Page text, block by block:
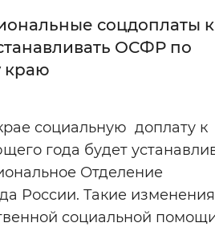
С засечками
между буквами
Цвет сайта
Инверсивный
Синий фон
соцдоплаты к
ОСФР по
краю
социальную доплату к
года будет
Отделение
России. Такие
социальной